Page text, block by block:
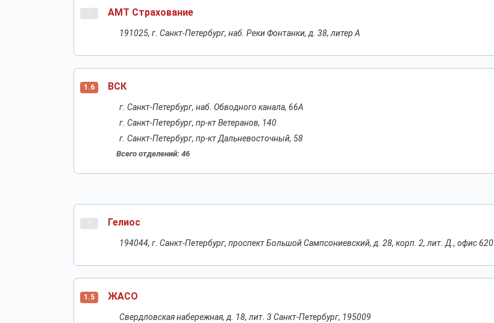
- АМТ Страхование
191025, г. Санкт-Петербург, наб. Реки Фонтанки, д. 38, литер А
1.6 ВСК
г. Санкт-Петербург, наб. Обводного канала, 66А
г. Санкт-Петербург, пр-кт Ветеранов, 140
г. Санкт-Петербург, пр-кт Дальневосточный, 58
Всего отделений: 46
- Гелиос
194044, г. Санкт-Петербург, проспект Большой Сампсониевский, д. 28, корп. 2, лит. Д., офис 620
1.5 ЖАСО
Свердловская набережная, д. 18, лит. 3 Санкт-Петербург, 195009